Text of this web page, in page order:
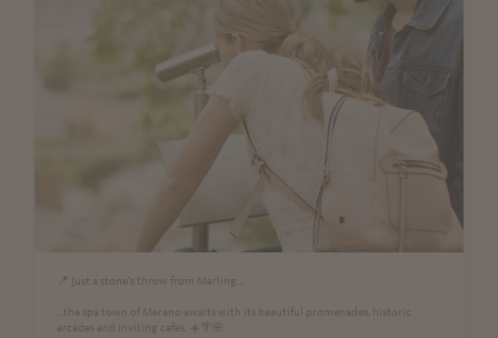
📍 Just a stone's throw from Marling...
...the spa town of Merano awaits with its beautiful promenades, historic
arcades and inviting cafés. ☀️🌴🌺